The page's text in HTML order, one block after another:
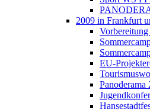
2009 in Frankfurt
EU-
Panoderama